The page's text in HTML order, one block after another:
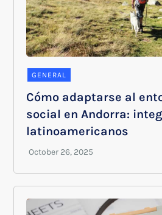
GENERAL
Cómo adaptarse al
social en Andorra:
latinoamericanos